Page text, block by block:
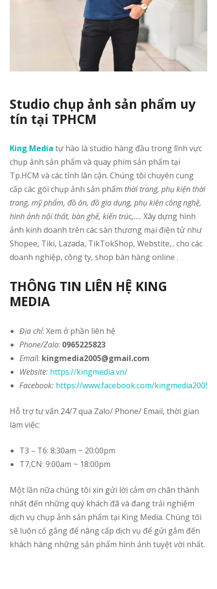
Studio chụp ảnh sản phẩm uy
tín tại TPHCM
King Media tự hào là studio hàng đầu trong lĩnh vực
chụp ảnh sản phẩm và quay phim sản phẩm tại
Tp.HCM và các tỉnh lân cận. Chúng tôi chuyên cung
cấp các gói chụp ảnh sản phẩm thời trang, phụ kiện thời
trang, mỹ phẩm, đồ ăn, đồ gia dụng, phụ kiện công nghệ,
hình ảnh nội thất, bàn ghế, kiến trúc,…. Xây dựng hình
ảnh kinh doanh trên các sàn thương mại điện tử như
Shopee, Tiki, Lazada, TikTokShop, Webstite,.. cho các
doanh nghiệp, công ty, shop bán hàng online .
THÔNG TIN LIÊN HỆ KING
MEDIA
Địa chỉ: Xem ở phần liên hệ
Phone/Zalo: 0965225823
Email: kingmedia2005@gmail.com
Website: https://kingmedia.vn/
Facebook: https://www.facebook.com/kingmedia2005
Hỗ trợ tư vấn 24/7 qua Zalo/ Phone/ Email, thời gian
làm việc:
T3 – T6: 8:30am ~ 20:00pm
T7,CN: 9:00am ~ 18:00pm
Một lần nữa chúng tôi xin gửi lời cảm ơn chân thành
nhất đến những quý khách đã và đang trải nghiệm
dịch vụ chụp ảnh sản phẩm tại King Media. Chúng tôi
sẽ luôn cố gắng để nâng cấp dịch vụ để gửi gắm đến
khách hàng những sản phẩm hình ảnh tuyệt vời nhất.